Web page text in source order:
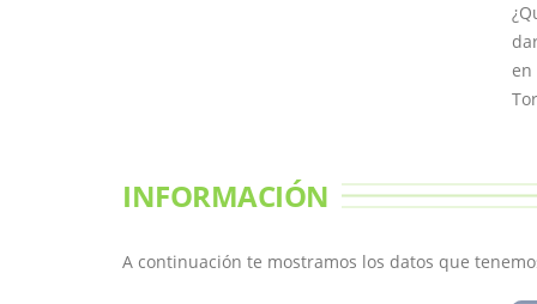
en
INFORMACIÓN
A continuación te mostramos los datos que